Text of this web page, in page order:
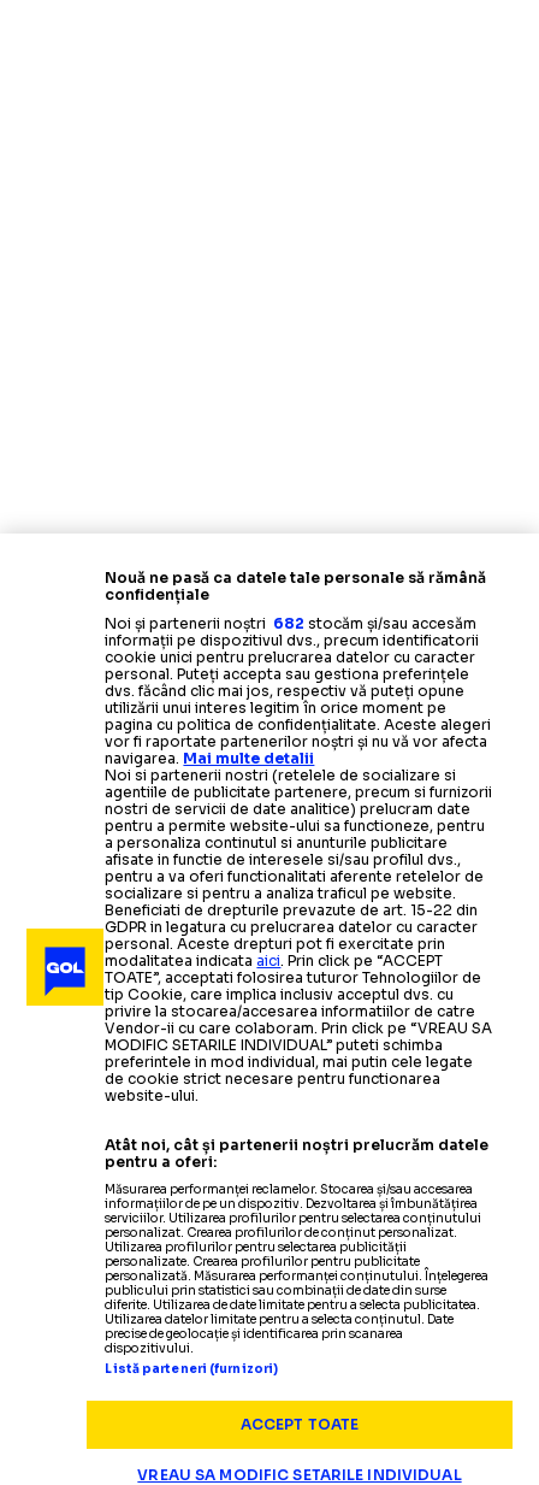
SUPERLIGA
Nouă ne pasă ca datele tale personale să rămână
confidențiale
Noi și partenerii noștri 682 stocăm și/sau accesăm
informații pe dispozitivul dvs., precum identificatorii
cookie unici pentru prelucrarea datelor cu caracter
personal. Puteți accepta sau gestiona preferințele
dvs. făcând clic mai jos, respectiv vă puteți opune
utilizării unui interes legitim în orice moment pe
pagina cu politica de confidențialitate. Aceste alegeri
vor fi raportate partenerilor noștri și nu vă vor afecta
navigarea. Mai multe detalii
Noi si partenerii nostri (retelele de socializare si
agentiile de publicitate partenere, precum si furnizorii
nostri de servicii de date analitice) prelucram date
pentru a permite website-ului sa functioneze, pentru
a personaliza continutul si anunturile publicitare
afisate in functie de interesele si/sau profilul dvs.,
pentru a va oferi functionalitati aferente retelelor de
socializare si pentru a analiza traficul pe website.
Beneficiati de drepturile prevazute de art. 15-22 din
GDPR in legatura cu prelucrarea datelor cu caracter
personal. Aceste drepturi pot fi exercitate prin
modalitatea indicataaici. Prin click pe “ACCEPT
TOATE”, acceptati folosirea tuturor Tehnologiilor de
tip Cookie, care implica inclusiv acceptul dvs. cu
privire la stocarea/accesarea informatiilor de catre
Vendor-ii cu care colaboram. Prin click pe “VREAU SA
MODIFIC SETARILE INDIVIDUAL” puteti schimba
preferintele in mod individual, mai putin cele legate
de cookie strict necesare pentru functionarea
website-ului.
Atât noi, cât și partenerii noștri prelucrăm datele
pentru a oferi:
Măsurarea performanței reclamelor. Stocarea și/sau accesarea
informațiilor de pe un dispozitiv. Dezvoltarea și îmbunătățirea
serviciilor. Utilizarea profilurilor pentru selectarea conținutului
personalizat. Crearea profilurilor de conținut personalizat.
Utilizarea profilurilor pentru selectarea publicității
personalizate. Crearea profilurilor pentru publicitate
personalizată. Măsurarea performanței conținutului. Înțelegerea
publicului prin statistici sau combinații de date din surse
diferite. Utilizarea de date limitate pentru a selecta publicitatea.
Utilizarea datelor limitate pentru a selecta conținutul. Date
precise de geolocație și identificarea prin scanarea
dispozitivului.
Listă parteneri (furnizori)
ACCEPT TOATE
VREAU SA MODIFIC SETARILE INDIVIDUAL